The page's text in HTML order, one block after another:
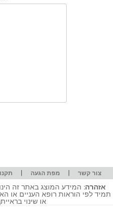
צור קשר | מפת הגעה |
אזהרה: המידע המוצג באתר זה
תמיד לפי הוראות רופא העניים או
או שינוי